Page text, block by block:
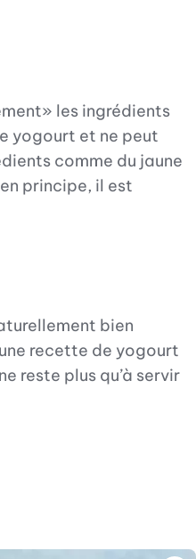
les ingrédients
yogourt et ne peut
comme du jaune
principe, il est
bien
recette de yogourt
reste plus qu’à servir